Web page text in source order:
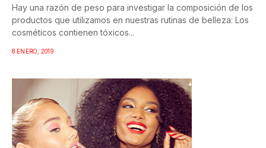
Hay una razón de peso para investigar la composición de los
productos que utilizamos en nuestras rutinas de belleza: Los
cosméticos contienen tóxicos...
8 ENERO, 2019